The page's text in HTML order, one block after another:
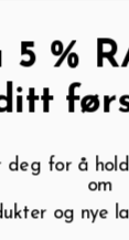
Søk
5 %
deg for å
om
og nye